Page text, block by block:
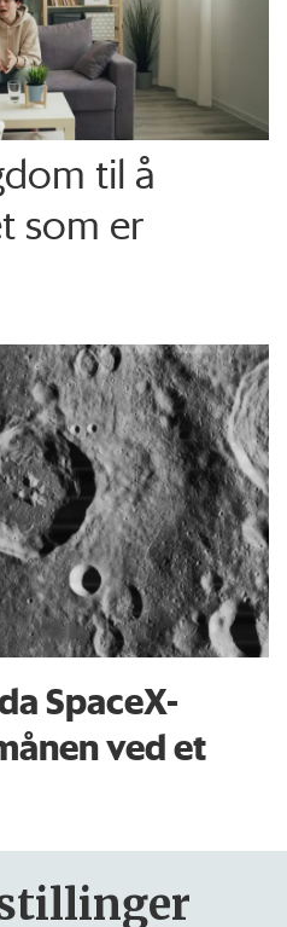
til å
som er
SpaceX-
ved et